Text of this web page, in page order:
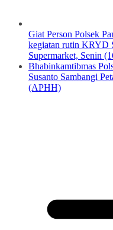
Giat Person Polsek
kegiatan rutin KRYD
Supermarket, Senin
Bhabinkamtibmas
Susanto Sambangi
(APHH)